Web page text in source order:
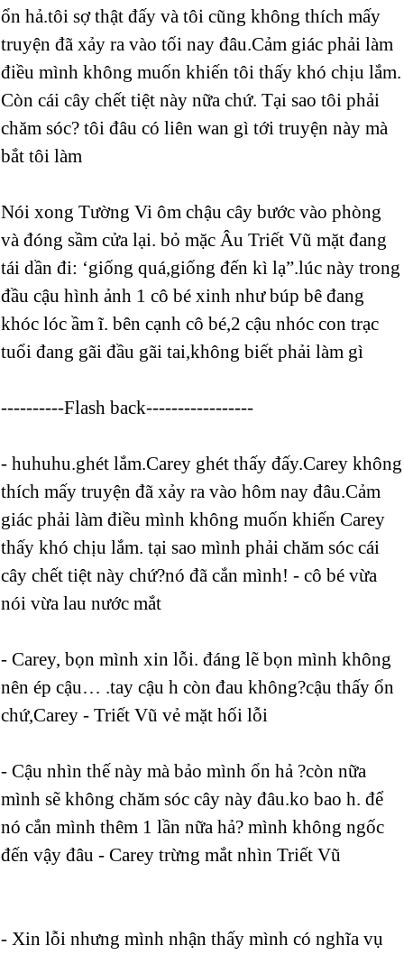
ổn hả.tôi sợ thật đấy và tôi cũng không thích mấy
truyện đã xảy ra vào tối nay đâu.Cảm giác phải làm
điều mình không muốn khiến tôi thấy khó chịu lắm.
Còn cái cây chết tiệt này nữa chứ. Tại sao tôi phải
chăm sóc? tôi đâu có liên wan gì tới truyện này mà
bắt tôi làm
Nói xong Tường Vi ôm chậu cây bước vào phòng
và đóng sầm cửa lại. bỏ mặc Âu Triết Vũ mặt đang
tái dần đi: ‘giống quá,giống đến kì lạ”.lúc này trong
đầu cậu hình ảnh 1 cô bé xinh như búp bê đang
khóc lóc ầm ĩ. bên cạnh cô bé,2 cậu nhóc con trạc
tuổi đang gãi đầu gãi tai,không biết phải làm gì
----------Flash back-----------------
- huhuhu.ghét lắm.Carey ghét thấy đấy.Carey không
thích mấy truyện đã xảy ra vào hôm nay đâu.Cảm
giác phải làm điều mình không muốn khiến Carey
thấy khó chịu lắm. tại sao mình phải chăm sóc cái
cây chết tiệt này chứ?nó đã cắn mình! - cô bé vừa
nói vừa lau nước mắt
- Carey, bọn mình xin lỗi. đáng lẽ bọn mình không
nên ép cậu… .tay cậu h còn đau không?cậu thấy ổn
chứ,Carey - Triết Vũ vẻ mặt hối lỗi
- Cậu nhìn thế này mà bảo mình ổn hả ?còn nữa
mình sẽ không chăm sóc cây này đâu.ko bao h. để
nó cắn mình thêm 1 lần nữa hả? mình không ngốc
đến vậy đâu - Carey trừng mắt nhìn Triết Vũ
- Xin lỗi nhưng mình nhận thấy mình có nghĩa vụ